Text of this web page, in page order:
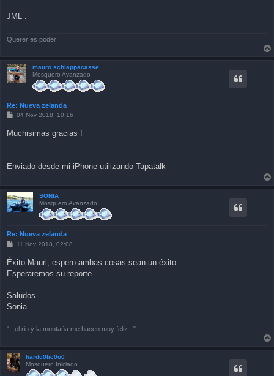
JML-.
Querer es poder !!
mauro schiappacasse
Mosquero Avanzado
Re: Nueva zelanda
P
t
04 Nov 2018, 10:16
Muchisimas gracias !
Enviado desde mi iPhone utilizando Tapatalk
SONIA
Mosquero Avanzado
Re: Nueva zelanda
P
t
11 Nov 2018, 02:08
Éxito Mauri, espero ambas cosas sean un éxito.
Esperaremos su reporte
Saludos
Sonia
"...el rio y la montaña me hacen muy feliz..."
hardc0lic0o0
Mosquero Iniciado